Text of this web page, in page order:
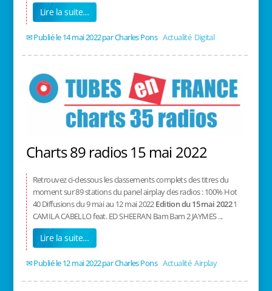
Lire la suite…
14 mai 2022/ Charles Pons/Actualité, Digital
Charts 89 radios 15 mai 2022
Retrouvez ci-dessous les classements complets des titres du
moment sur 89 stations du panel airplay des radios : 100% Hot
40 Diffusions du 9 mai au 12 mai 2022Edition du 15 mai 20221
CAMILA CABELLO feat. ED SHEERAN Bam Bam 2 JAYMES ...
Lire la suite…
12 mai 2022/ Charles Pons/Actualité,Airplay